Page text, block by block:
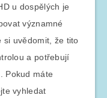
u dospělých je
významné
si uvědomit, že tito
a potřebují
Pokud máte
vyhledat